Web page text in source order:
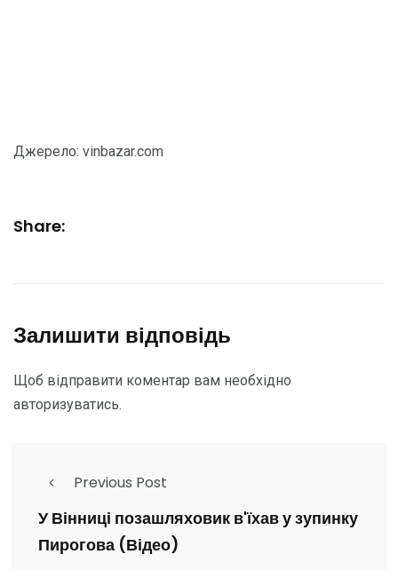
Джерело: vinbazar.com
Share:
Залишити відповідь
Щоб відправити коментар вам необхідно
авторизуватись.
Previous Post
У Вінниці позашляховик в'їхав у зупинку
Пирогова (Відео)